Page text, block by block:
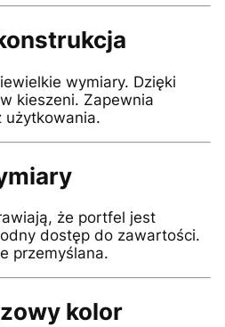
wymiary. Dzięki
kieszeni. Zapewnia
użytkowania.
że portfel jest
dostęp do zawartości.
przemyślana.
kolor